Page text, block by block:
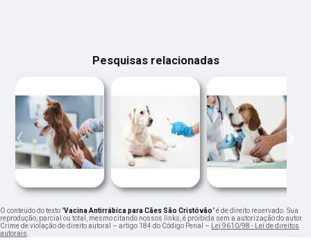
Pesquisas relacionadas
‹ ›
O conteúdo do texto "Vacina Antirrábica para Cães São Cristóvão" é de direito reservado. Sua
reprodução, parcial ou total, mesmo citando nossos links, é proibida sem a autorização do autor.
Crime de violação de direito autoral – artigo 184 do Código Penal – Lei 9610/98 - Lei de direitos
autorais.